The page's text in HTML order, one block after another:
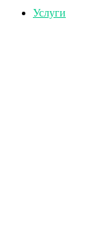
Услуги